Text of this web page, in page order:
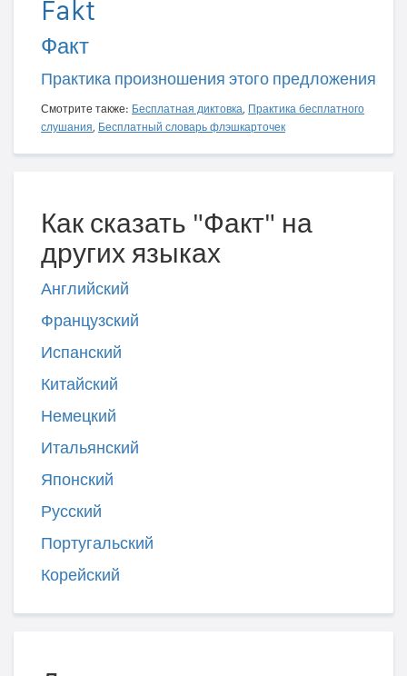
Fakt
Факт
Практика произношения этого предложения
Смотрите также: Бесплатная диктовка, Практика бесплатного
слушания, Бесплатный словарь флэшкарточек
Как сказать "Факт" на
других языках
Английский
Французский
Испанский
Китайский
Немецкий
Итальянский
Японский
Русский
Португальский
Корейский